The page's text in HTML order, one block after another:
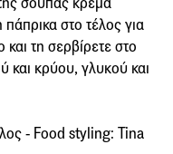
πάπρικα στο τέλος για
τη σερβίρετε στο
και κρύου, γλυκού και
- Food styling: Tina